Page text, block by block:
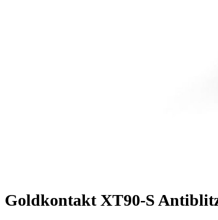
Goldkontakt XT90-S